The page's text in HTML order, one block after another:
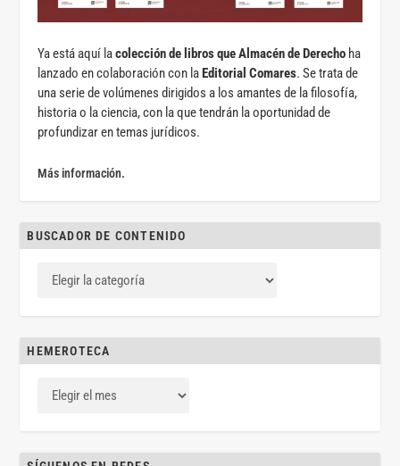
Ya está aquí lacolección de libros que Almacén de Derecho ha
lanzado en colaboración con laEditorial Comares. Se trata de
una serie de volúmenes dirigidos a los amantes de la filosofía,
historia o la ciencia, con la que tendrán la oportunidad de
profundizar en temas jurídicos.
Más información.
BUSCADOR DE CONTENIDO
HEMEROTECA